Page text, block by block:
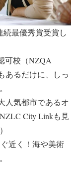
続最優秀賞受賞し
可校（NZQA
あるだけに、しっ
人気都市であるオ
City Linkも見
近く！海や美術